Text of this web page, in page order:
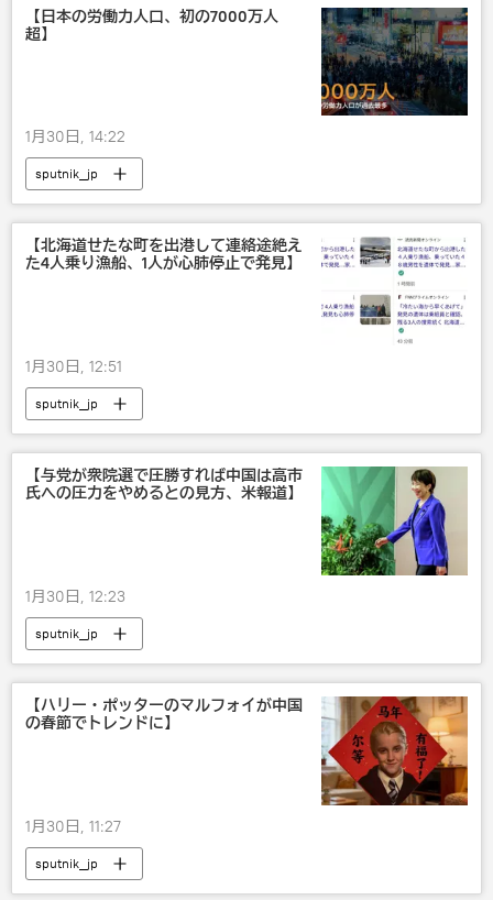
【日本の労働力人口、初の7000万人
超】
1月30日, 14:22
sputnik_jp
【北海道せたな町を出港して連絡途絶え
た4人乗り漁船、1人が心肺停止で発見】
1月30日, 12:51
sputnik_jp
【与党が衆院選で圧勝すれば中国は高市
氏への圧力をやめるとの見方、米報道】
1月30日, 12:23
sputnik_jp
【ハリー・ポッターのマルフォイが中国
の春節でトレンドに】
1月30日, 11:27
sputnik_jp